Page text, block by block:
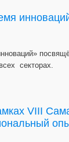
секторах.
VIII